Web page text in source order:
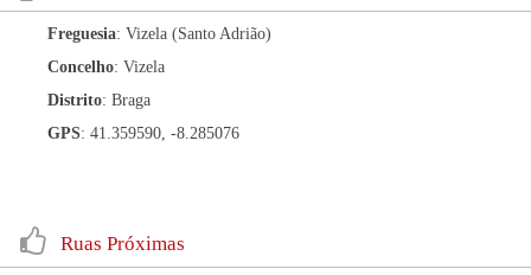
Freguesia: Vizela (Santo Adrião)
Concelho: Vizela
Distrito: Braga
GPS: 41.359590, -8.285076
Ruas Próximas